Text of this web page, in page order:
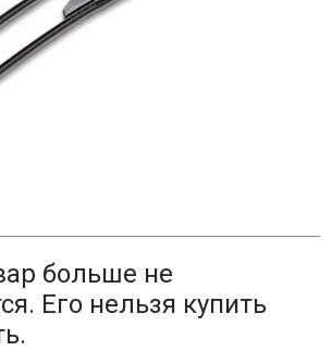
больше не
Его нельзя купить